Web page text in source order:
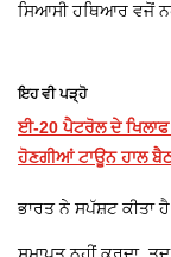
ਸਿਆਸੀ ਹਥਿਆਰ ਵਜੋਂ
ਇਹ ਵੀ ਪੜ੍ਹੋ
ਈ-20 ਪੈਟਰੋਲ ਦੇ ਖਿਲਾਫ
ਹੋਣਗੀਆਂ ਟਾਊਨ ਹਾਲ
ਭਾਰਤ ਨੇ ਸਪੱਸ਼ਟ ਕੀਤਾ